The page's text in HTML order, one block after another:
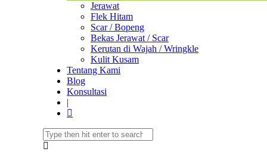
Jerawat
Flek Hitam
Scar / Bopeng
Bekas Jerawat / Scar
Kerutan di Wajah / Wringkle
Kulit Kusam
Tentang Kami
Blog
Konsultasi
|